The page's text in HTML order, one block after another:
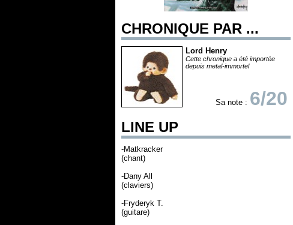
CHRONIQUE PAR ...
Lord Henry
Cette chronique a été importée
depuis metal-immortel
Sa note : 6/20
LINE UP
-Matkracker
(chant)
-Dany All
(claviers)
-Fryderyk T.
(guitare)